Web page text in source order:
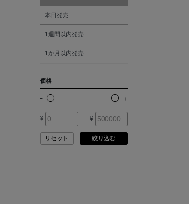
ARCS LONDON
ARIANNA
ASAUCE MELER
ATELIER AMBOISE
オレンジ
シルバー
本日発売
1週間以内発売
1か月以内発売
価格
¥ ¥
リセット 絞り込む